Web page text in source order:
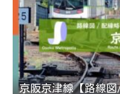
京阪京津線【路線